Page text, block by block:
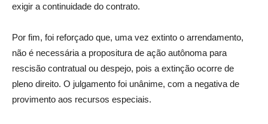
exigir a continuidade do contrato.
Por fim, foi reforçado que, uma vez extinto o arrendamento,
não é necessária a propositura de ação autônoma para
rescisão contratual ou despejo, pois a extinção ocorre de
pleno direito. O julgamento foi unânime, com a negativa de
provimento aos recursos especiais.